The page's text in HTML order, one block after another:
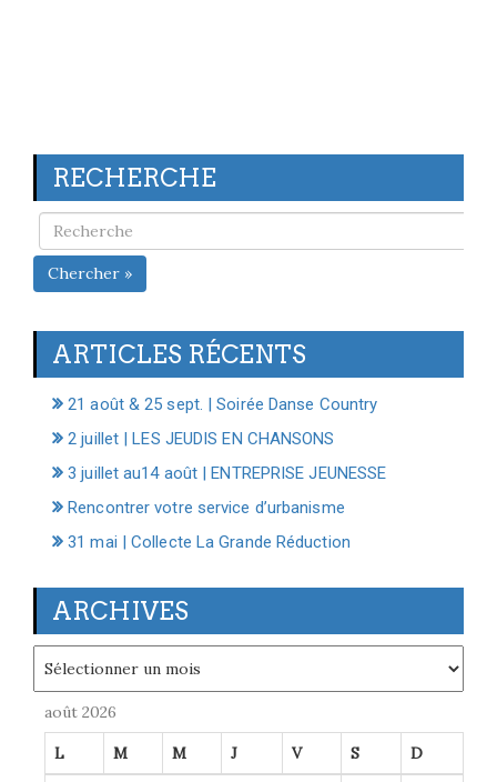
RECHERCHE
Chercher »
ARTICLES RÉCENTS
21 août & 25 sept. | Soirée Danse Country
2 juillet | LES JEUDIS EN CHANSONS
3 juillet au14 août | ENTREPRISE JEUNESSE
Rencontrer votre service d’urbanisme
31 mai | Collecte La Grande Réduction
ARCHIVES
août 2026
L M M J V S D